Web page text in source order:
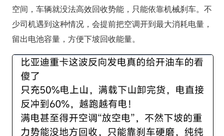
空间，车辆就没法高效回收势能，只能依靠机械刹车。不
少司机遇到这种情况，会提前把空调开到最大消耗电量，
留出电池容量，方便下坡回收能量。